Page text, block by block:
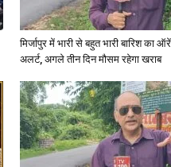
मिर्जापुर में भारी से बहुत भारी बारिश का
अलर्ट, अगले तीन दिन मौसम रहेगा खराब